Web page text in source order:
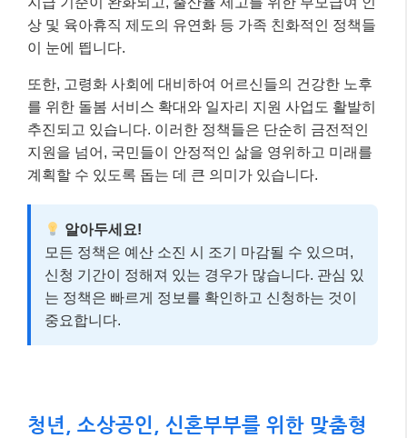
상 및 육아휴직 제도의 유연화 등 가족 친화적인 정책들
이 눈에 띕니다.
또한, 고령화 사회에 대비하여 어르신들의 건강한 노후
를 위한 돌봄 서비스 확대와 일자리 지원 사업도 활발히
추진되고 있습니다. 이러한 정책들은 단순히 금전적인
지원을 넘어, 국민들이 안정적인 삶을 영위하고 미래를
계획할 수 있도록 돕는 데 큰 의미가 있습니다.
알아두세요!
모든 정책은 예산 소진 시 조기 마감될 수 있으며,
신청 기간이 정해져 있는 경우가 많습니다. 관심 있
는 정책은 빠르게 정보를 확인하고 신청하는 것이
중요합니다.
청년, 소상공인, 신혼부부를 위한 맞춤형